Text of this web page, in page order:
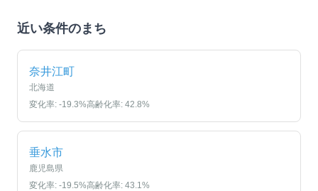
近い条件のまち
奈井江町
北海道
変化率: -19.3%高齢化率: 42.8%
垂水市
鹿児島県
変化率: -19.5%高齢化率: 43.1%